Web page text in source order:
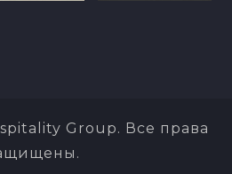
Group. Все права